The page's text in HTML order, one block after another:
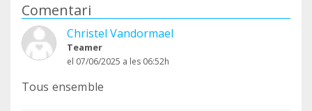
Comentari
Christel Vandormael
Teamer
el 07/06/2025 a les 06:52h
Tous ensemble